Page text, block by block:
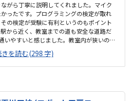
がら丁寧に説明してくれました。マイク
ったです。プログラミングの検定が取れ
の検定が受験に有利というのもポイント
から近く、教室までの道も安全な道路だ
いやすいと感じました。教室内が狭いのが
ンは画面がキレイで大きくて見やすくて
に行った教室は月額29000円だったため
ら安いと感じました。親として1番ポイン
。
を読む(298 字)